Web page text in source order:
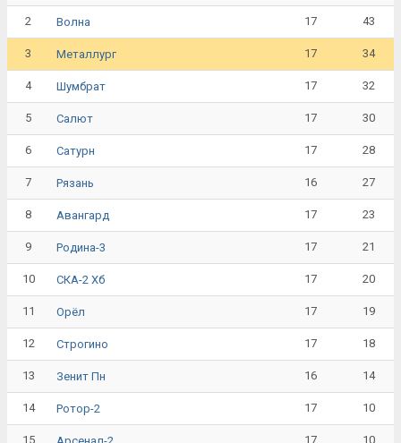
2 Волна 17 43
3 Металлург 17 34
4 Шумбрат 17 32
5 Салют 17 30
6 Сатурн 17 28
7 Рязань 16 27
8 Авангард 17 23
9 Родина-3 17 21
10 СКА-2 Хб 17 20
11 Орёл 17 19
12 Строгино 17 18
13 Зенит Пн 16 14
14 Ротор-2 17 10
15 17 10